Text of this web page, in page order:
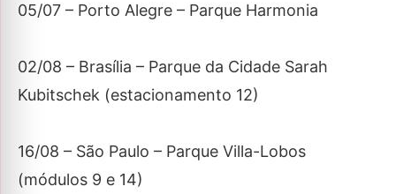
05/07 – Porto Alegre – Parque Harmonia
02/08 – Brasília – Parque da Cidade Sarah
Kubitschek (estacionamento 12)
16/08 – São Paulo – Parque Villa-Lobos
(módulos 9 e 14)